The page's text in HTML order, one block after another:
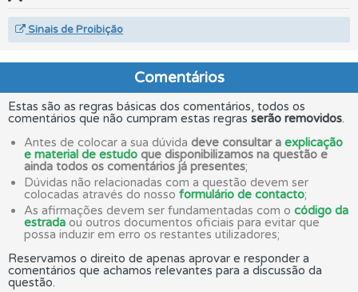
Sinais de Proibição
Comentários
Estas são as regras básicas dos comentários, todos os
comentários que não cumpram estas regras serão removidos.
Antes de colocar a sua dúvida deve consultar a explicação
e material de estudo que disponibilizamos na questão e
ainda todos os comentários já presentes;
Dúvidas não relacionadas com a questão devem ser
colocadas através do nosso formulário de contacto;
As afirmações devem ser fundamentadas com o código da
estrada ou outros documentos oficiais para evitar que
possa induzir em erro os restantes utilizadores;
Reservamos o direito de apenas aprovar e responder a
comentários que achamos relevantes para a discussão da
questão.